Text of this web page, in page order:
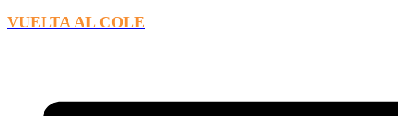
VUELTA AL COLE